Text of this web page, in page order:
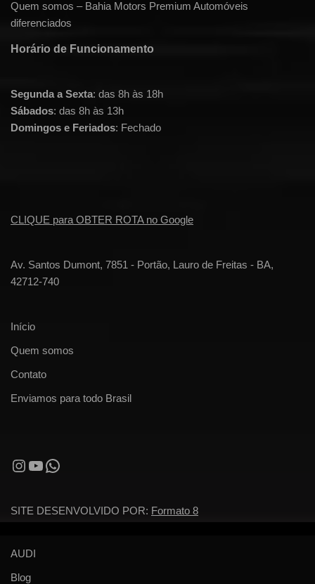
Quem somos – Bahia Motors Premium Automóveis
diferenciados
Horário de Funcionamento
Segunda a Sexta: das 8h às 18h
Sábados: das 8h às 13h
Domingos e Feriados: Fechado
CLIQUE para OBTER ROTA no Google
Av. Santos Dumont, 7851 - Portão, Lauro de Freitas - BA,
42712-740
Início
Quem somos
Contato
Enviamos para todo Brasil
SITE DESENVOLVIDO POR: Formato 8
AUDI
Blog